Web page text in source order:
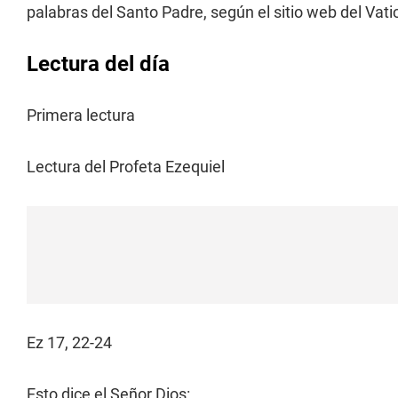
palabras del Santo Padre, según el sitio web del
Lectura del día
Primera lectura
Lectura del Profeta Ezequiel
Ez 17, 22-24
Esto dice el Señor Dios: